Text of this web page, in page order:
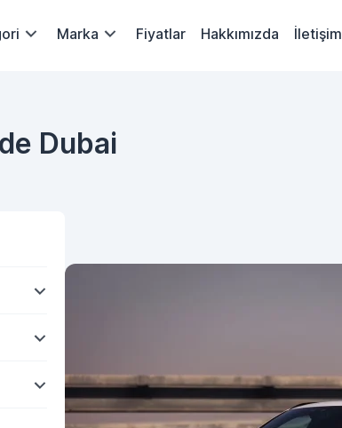
Marka Fiyatlar Hakkımızda İletişim
Dubai